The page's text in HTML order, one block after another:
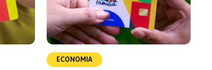
ECONOMIA